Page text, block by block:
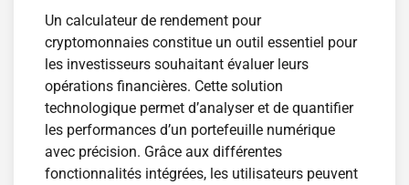
Un calculateur de rendement pour
cryptomonnaies constitue un outil essentiel pour
les investisseurs souhaitant évaluer leurs
opérations financières. Cette solution
technologique permet d’analyser et de quantifier
les performances d’un portefeuille numérique
avec précision. Grâce aux différentes
fonctionnalités intégrées, les utilisateurs peuvent